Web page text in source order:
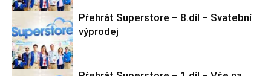
Superstore
Přehrát Superstore – 8.díl – Svatební
výprodej